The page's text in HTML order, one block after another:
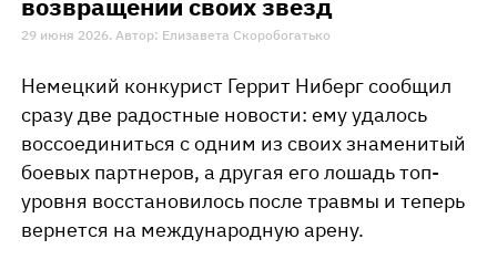
29 июня 2026. Автор: Елизавета Скоробогатько
Немецкий конкурист Геррит Ниберг сообщил
сразу две радостные новости: ему удалось
воссоединиться с одним из своих знаменитый
боевых партнеров, а другая его лошадь топ-
уровня восстановилось после травмы и теперь
вернется на международную арену.